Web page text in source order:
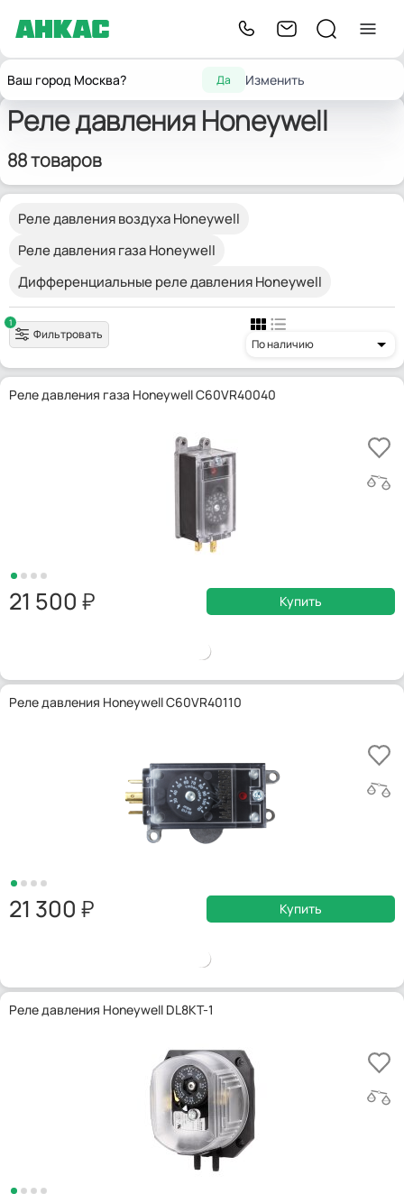
Ваш город Москва? Да Изменить
ГлавнаяЗапчасти для горелок Реле давленияHoneywell
Реле давления Honeywell
88 товаров
Реле давления воздуха Honeywell
Реле давления газа Honeywell
Дифференциальные реле давления Honeywell
1
Фильтровать
По наличию
Реле давления газа Honeywell C60VR40040
21 500 Купить
Реле давления Honeywell C60VR40110
21 300 Купить
Реле давления Honeywell DL8KT-1